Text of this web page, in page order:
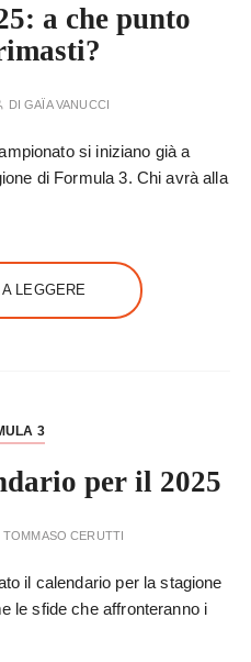
a che punto
DIGAÏA VANUCCI
si iniziano già a
di Formula 3. Chi avrà alla
LEGGERE
3
per il 2025
TOMMASO CERUTTI
il calendario per la stagione
le sfide che affronteranno i